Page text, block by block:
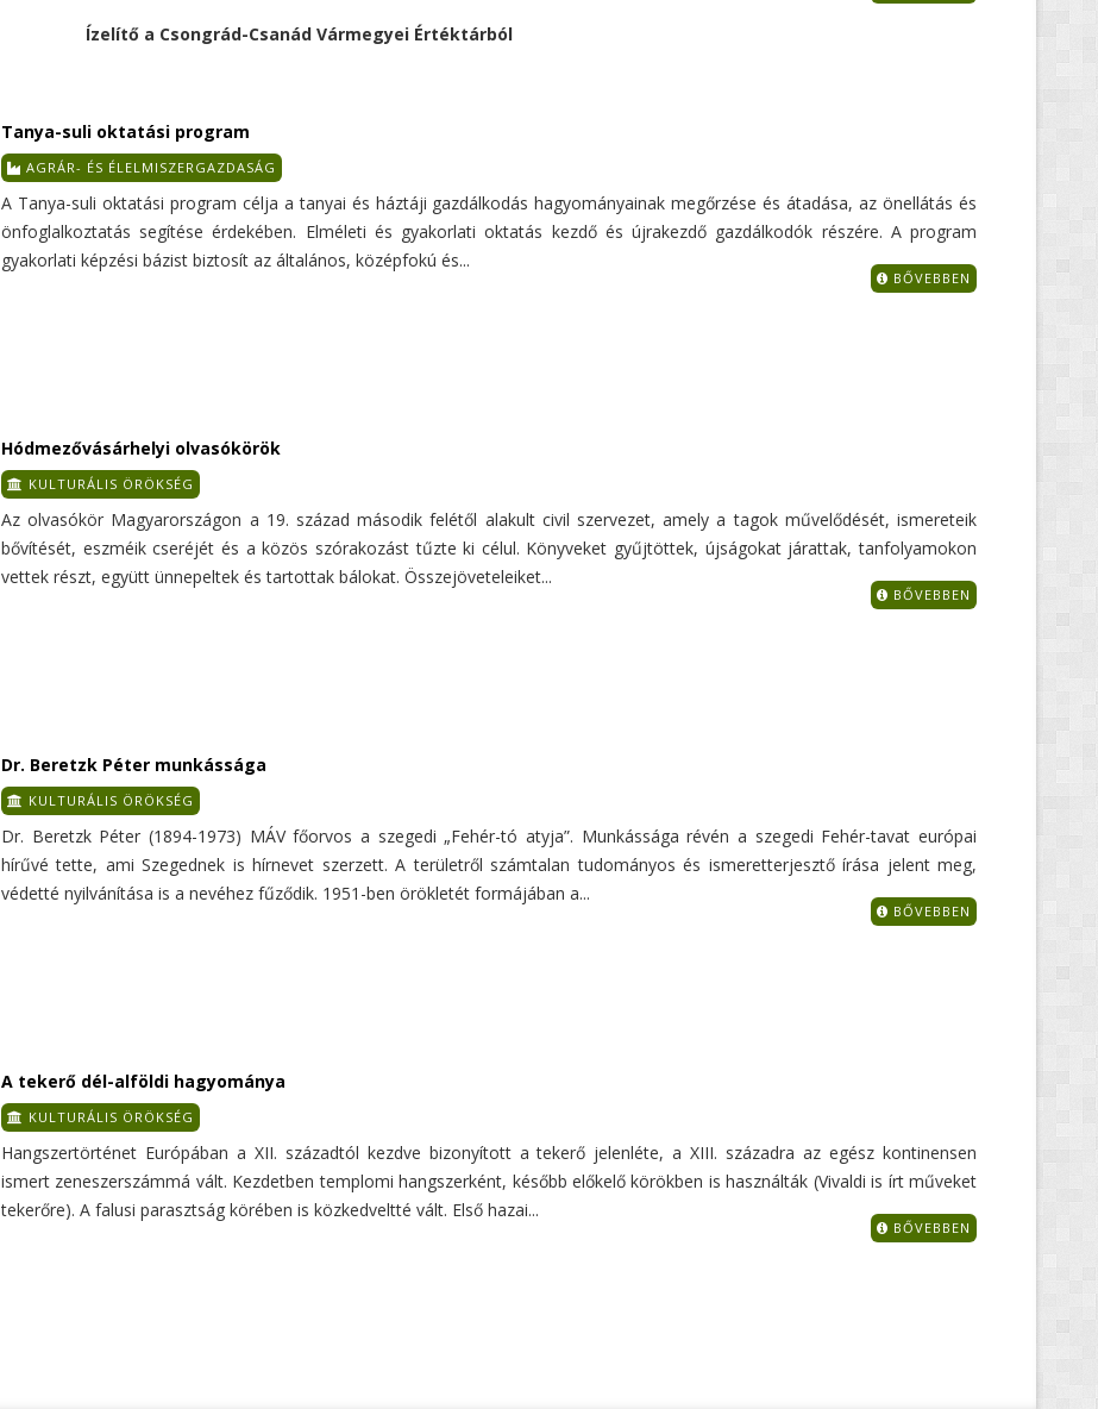
Ízelítő a Csongrád-Csanád Vármegyei Értéktárból
Tanya-suli oktatási program
AGRÁR- ÉS ÉLELMISZERGAZDASÁG
A Tanya-suli oktatási program célja a tanyai és háztáji gazdálkodás hagyományainak megőrzése és átadása, az önellátás és
önfoglalkoztatás segítése érdekében. Elméleti és gyakorlati oktatás kezdő és újrakezdő gazdálkodók részére. A program
gyakorlati képzési bázist biztosít az általános, középfokú és...
BŐVEBBEN
Hódmezővásárhelyi olvasókörök
KULTURÁLIS ÖRÖKSÉG
Az olvasókör Magyarországon a 19. század második felétől alakult civil szervezet, amely a tagok művelődését, ismereteik
bővítését, eszméik cseréjét és a közös szórakozást tűzte ki célul. Könyveket gyűjtöttek, újságokat járattak, tanfolyamokon
vettek részt, együtt ünnepeltek és tartottak bálokat. Összejöveteleiket...
BŐVEBBEN
Dr. Beretzk Péter munkássága
KULTURÁLIS ÖRÖKSÉG
Dr. Beretzk Péter (1894-1973) MÁV főorvos a szegedi „Fehér-tó atyja”. Munkássága révén a szegedi Fehér-tavat európai
hírűvé tette, ami Szegednek is hírnevet szerzett. A területről számtalan tudományos és ismeretterjesztő írása jelent meg,
védetté nyilvánítása is a nevéhez fűződik. 1951-ben örökletét formájában a...
BŐVEBBEN
A tekerő dél-alföldi hagyománya
KULTURÁLIS ÖRÖKSÉG
Hangszertörténet Európában a XII. századtól kezdve bizonyított a tekerő jelenléte, a XIII. századra az egész kontinensen
ismert zeneszerszámmá vált. Kezdetben templomi hangszerként, később előkelő körökben is használták (Vivaldi is írt műveket
tekerőre). A falusi parasztság körében is közkedveltté vált. Első hazai...
BŐVEBBEN